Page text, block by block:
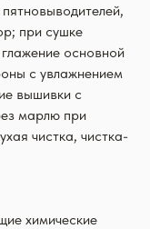
при сушке
основной
с увлажнением
вышивки с
марлю при
чистка, чистка-
химические